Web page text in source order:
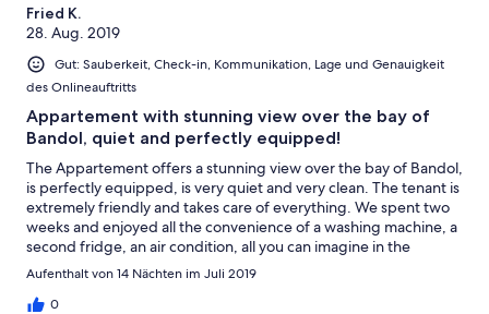
Fried K.
28. Aug. 2019
Gut: Sauberkeit, Check-in, Kommunikation, Lage und Genauigkeit
des Onlineauftritts
Appartement with stunning view over the bay of
Bandol, quiet and perfectly equipped!
The Appartement offers a stunning view over the bay of Bandol,
is perfectly equipped, is very quiet and very clean. The tenant is
extremely friendly and takes care of everything. We spent two
weeks and enjoyed all the convenience of a washing machine, a
second fridge, an air condition, all you can imagine in the
kitchen and a very helpful tenant. It is located at the highest end
Aufenthalt von 14 Nächten im Juli 2019
0